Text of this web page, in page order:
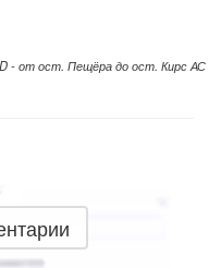
- от ост. Пещёра до ост. Кирс АС